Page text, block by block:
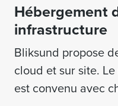
Hébergement
infrastructure
Bliksund propose
cloud et sur site.
est convenu avec